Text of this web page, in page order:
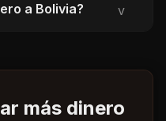
a Bolivia? v
más dinero